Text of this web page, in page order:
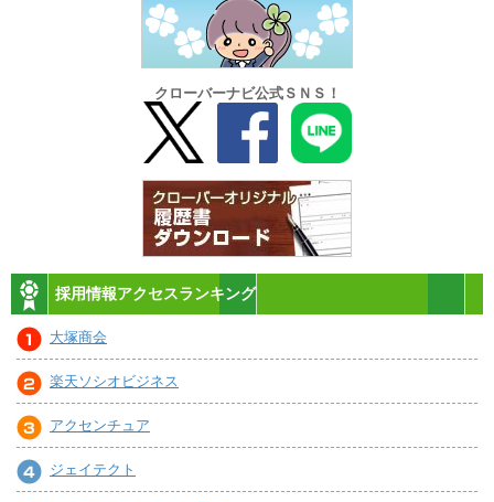
クローバーナビ公式ＳＮＳ！
採用情報アクセスランキング
大塚商会
楽天ソシオビジネス
アクセンチュア
ジェイテクト